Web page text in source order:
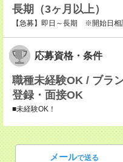
長期（3ヶ月以上）
【急募】即日～長期 ※開始日
応募資格・条件
職種未経験OK / ブラ
登録・面接OK
■未経験OK！
メールで送る